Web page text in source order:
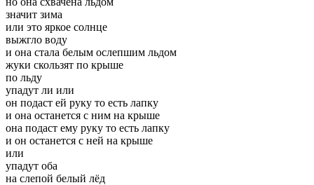
значит зима
или это яркое солнце
выжгло воду
и она стала белым ослепшим льдом
жуки скользят по крыше
по льду
упадут ли или
он подаст ей руку то есть лапку
и она останется с ним на крыше
она подаст ему руку то есть лапку
и он останется с ней на крыше
или
упадут оба
на слепой белый лёд